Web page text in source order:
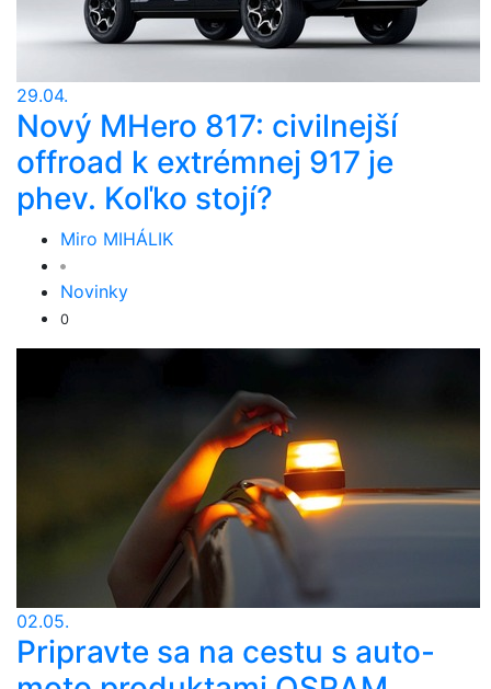
29.04.
Nový MHero 817: civilnejší
offroad k extrémnej 917 je
phev. Koľko stojí?
Miro MIHÁLIK
Novinky
0
02.05.
Pripravte sa na cestu s auto-